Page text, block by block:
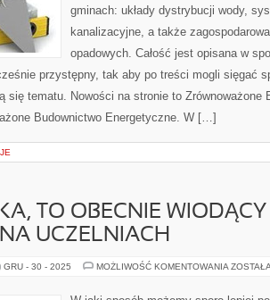
gminach: układy dystrybucji wody,
kanalizacyjne, a także
opadowych. Całość jest opisana w
przystępny, tak aby po treści mogli sięgać
się tematu. Nowości na stronie to Zrównoważone
Budownictwo Energetyczne. W […]
TO OBECNIE WIODĄCY
UCZELNIACH
GRU - 30 - 2025 MOŻLIWOŚĆ KOMENTOWANIA
WIODĄCY